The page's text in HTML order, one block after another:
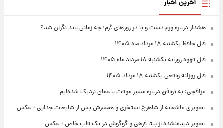
آخرین اخبار
هشدار درباره ورم دست و پا در روزهای گرم؛ چه زمانی باید نگران شد؟
فال حافظ یکشنبه ۱۸ مرداد ماه ۱۴۰۵
فال قهوه روزانه یکشنبه ۱۸ مرداد ماه ۱۴۰۵
فال روزانه واقعی یکشنبه ۱۸ مرداد ۱۴۰۵
عراقچی: به توافق درباره مسیر موقت با عمان نزدیک شده‌ایم
تصویری عاشقانه از شاهرخ استخری و همسرش پس از شایعات جدایی + عکس
تصویر دیده‌نشده از بیتا فرهی و گوگوش در یک قاب خاص + عکس